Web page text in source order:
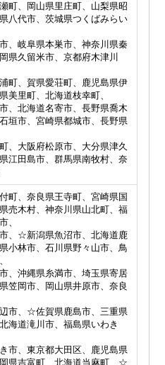
町、岡山県里庄町、山梨県昭
八代市、茨城県つくばみらい
、岐阜県本巣市、神奈川県秦
県久留米市、京都府木津川
町、賀県愛荘町、鹿児島県伊
美里町、北海道枝幸町、
、北海道名寄市、長野県喬木
垣市、宮崎県都城市、長野県
、大阪府松原市、大分県津久
江田島市、群馬県南牧村、奈
町、奈良県王寺町、宮崎県国
売木村、神奈川県山北町、福
、
、☆新潟県魚沼市、北海道鹿
小林市、石川県野々山市、鳥
、沖縄県糸満市、埼玉県寄居
笠岡市、岡山県井原市、奈良
市、☆佐賀県鹿島市、三重県
海道滝川市、福島県いわき
市、東京都大田区、鹿児島県
県吉富町、北海道当麻町、☆